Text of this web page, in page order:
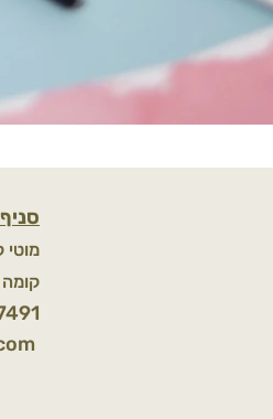
מוטי קינד
קומה 3 ,משרד 322